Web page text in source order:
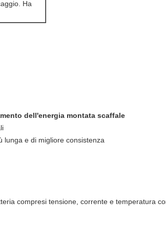
Ha
dell'energia montata scaffale
lunga e di migliore consistenza
compresi tensione, corrente e temperatura